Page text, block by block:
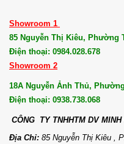
Showroom 1
85 Nguyễn Thị Kiêu, Phường
Điện thoại: 0984.028.678
Showroom 2
18A Nguyễn Ảnh Thủ,
Điện thoại: 0938.738.068
CÔNG TY TNHHTM DV MINH
Địa Chỉ: 85 Nguyễn Thị Kiêu ,